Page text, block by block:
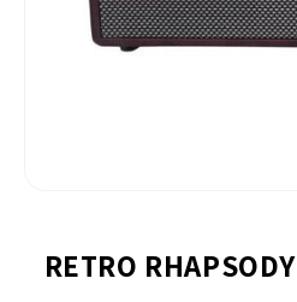
בידורית בעיצוב רטרו RETRO RHAPSODY